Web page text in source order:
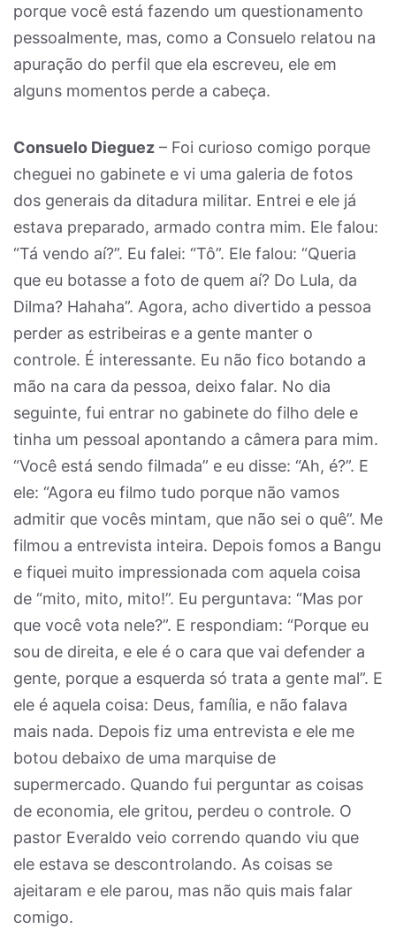
porque você está fazendo um questionamento
pessoalmente, mas, como a Consuelo relatou na
apuração do perfil que ela escreveu, ele em
alguns momentos perde a cabeça.
Consuelo Dieguez – Foi curioso comigo porque
cheguei no gabinete e vi uma galeria de fotos
dos generais da ditadura militar. Entrei e ele já
estava preparado, armado contra mim. Ele falou:
“Tá vendo aí?”. Eu falei: “Tô”. Ele falou: “Queria
que eu botasse a foto de quem aí? Do Lula, da
Dilma? Hahaha”. Agora, acho divertido a pessoa
perder as estribeiras e a gente manter o
controle. É interessante. Eu não fico botando a
mão na cara da pessoa, deixo falar. No dia
seguinte, fui entrar no gabinete do filho dele e
tinha um pessoal apontando a câmera para mim.
“Você está sendo filmada” e eu disse: “Ah, é?”. E
ele: “Agora eu filmo tudo porque não vamos
admitir que vocês mintam, que não sei o quê”. Me
filmou a entrevista inteira. Depois fomos a Bangu
e fiquei muito impressionada com aquela coisa
de “mito, mito, mito!”. Eu perguntava: “Mas por
que você vota nele?”. E respondiam: “Porque eu
sou de direita, e ele é o cara que vai defender a
gente, porque a esquerda só trata a gente mal”. E
ele é aquela coisa: Deus, família, e não falava
mais nada. Depois fiz uma entrevista e ele me
botou debaixo de uma marquise de
supermercado. Quando fui perguntar as coisas
de economia, ele gritou, perdeu o controle. O
pastor Everaldo veio correndo quando viu que
ele estava se descontrolando. As coisas se
ajeitaram e ele parou, mas não quis mais falar
comigo.